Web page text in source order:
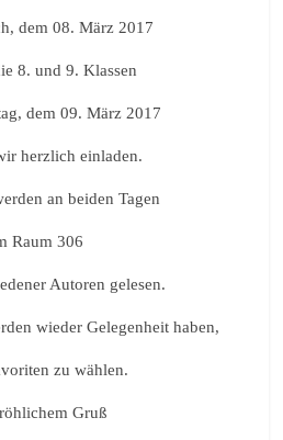
dem 08. März 2017
8. und 9. Klassen
dem 09. März 2017
herzlich einladen.
an beiden Tagen
Raum 306
Autoren gelesen.
wieder Gelegenheit haben,
zu wählen.
Gruß